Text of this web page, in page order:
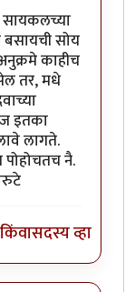
सायकलच्या
सोय
काहीच
तर, मधे
इतका
लागते.
नै.
किंवासदस्य व्हा